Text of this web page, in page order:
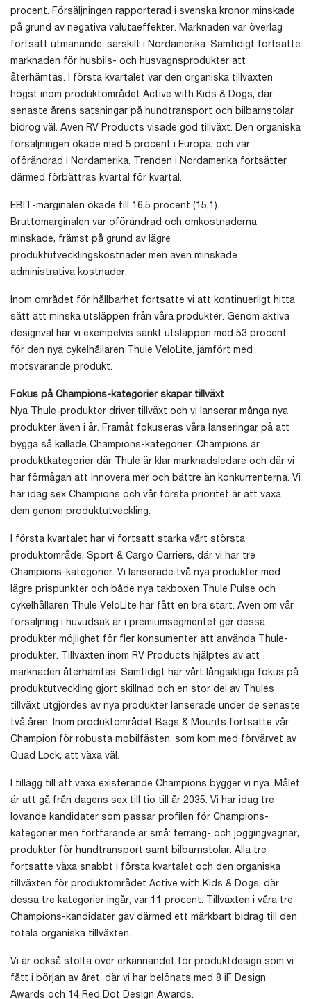
procent. Försäljningen rapporterad i svenska kronor minskade
på grund av negativa valutaeffekter. Marknaden var överlag
fortsatt utmanande, särskilt i Nordamerika. Samtidigt fortsatte
marknaden för husbils- och husvagnsprodukter att
återhämtas. I första kvartalet var den organiska tillväxten
högst inom produktområdet Active with Kids & Dogs, där
senaste årens satsningar på hundtransport och bilbarnstolar
bidrog väl. Även RV Products visade god tillväxt. Den organiska
försäljningen ökade med 5 procent i Europa, och var
oförändrad i Nordamerika. Trenden i Nordamerika fortsätter
därmed förbättras kvartal för kvartal.
EBIT-marginalen ökade till 16,5 procent (15,1).
Bruttomarginalen var oförändrad och omkostnaderna
minskade, främst på grund av lägre
produktutvecklingskostnader men även minskade
administrativa kostnader.
Inom området för hållbarhet fortsatte vi att kontinuerligt hitta
sätt att minska utsläppen från våra produkter. Genom aktiva
designval har vi exempelvis sänkt utsläppen med 53 procent
för den nya cykelhållaren Thule VeloLite, jämfört med
motsvarande produkt.
Fokus på Champions-kategorier skapar tillväxt
Nya Thule-produkter driver tillväxt och vi lanserar många nya
produkter även i år. Framåt fokuseras våra lanseringar på att
bygga så kallade Champions-kategorier. Champions är
produktkategorier där Thule är klar marknadsledare och där vi
har förmågan att innovera mer och bättre än konkurrenterna. Vi
har idag sex Champions och vår första prioritet är att växa
dem genom produktutveckling.
I första kvartalet har vi fortsatt stärka vårt största
produktområde, Sport & Cargo Carriers, där vi har tre
Champions-kategorier. Vi lanserade två nya produkter med
lägre prispunkter och både nya takboxen Thule Pulse och
cykelhållaren Thule VeloLite har fått en bra start. Även om vår
försäljning i huvudsak är i premiumsegmentet ger dessa
produkter möjlighet för fler konsumenter att använda Thule-
produkter. Tillväxten inom RV Products hjälptes av att
marknaden återhämtas. Samtidigt har vårt långsiktiga fokus på
produktutveckling gjort skillnad och en stor del av Thules
tillväxt utgjordes av nya produkter lanserade under de senaste
två åren. Inom produktområdet Bags & Mounts fortsatte vår
Champion för robusta mobilfästen, som kom med förvärvet av
Quad Lock, att växa väl.
I tillägg till att växa existerande Champions bygger vi nya. Målet
är att gå från dagens sex till tio till år 2035. Vi har idag tre
lovande kandidater som passar profilen för Champions-
kategorier men fortfarande är små: terräng- och joggingvagnar,
produkter för hundtransport samt bilbarnstolar. Alla tre
fortsatte växa snabbt i första kvartalet och den organiska
tillväxten för produktområdet Active with Kids & Dogs, där
dessa tre kategorier ingår, var 11 procent. Tillväxten i våra tre
Champions-kandidater gav därmed ett märkbart bidrag till den
totala organiska tillväxten.
Vi är också stolta över erkännandet för produktdesign som vi
fått i början av året, där vi har belönats med 8 iF Design
Awards och 14 Red Dot Design Awards.